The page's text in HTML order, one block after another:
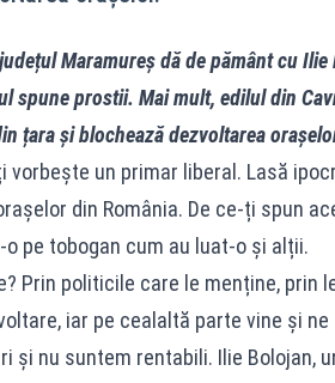
Maramureș dă de pământ cu
spune prostii. Mai mult, edilul din
țara și blochează dezvoltarea
vorbește un primar liberal. Lasă
din România. De ce-ți spun
pe tobogan cum au luat-o și alții.
Prin politicile care le menține, prin
iar pe cealaltă parte vine și
și nu suntem rentabili. Ilie Bolojan,